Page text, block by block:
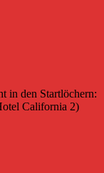
in den Startlöchern:
California 2)